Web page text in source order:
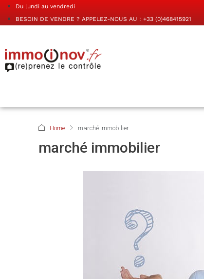
Du lundi au vendredi
BESOIN DE VENDRE ? APPELEZ-NOUS AU : +33 (0)468415921
Home marché immobilier
marché immobilier